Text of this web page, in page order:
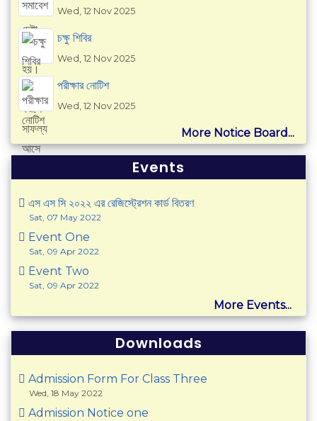
Wed, 12 Nov 2025
চক্ষু শিবির
Wed, 12 Nov 2025
পরীক্ষার নোটিশ
Wed, 12 Nov 2025
More Notice Board...
Events
এস এস সি ২০২২ এর রেজিস্ট্রেশন কার্ড বিতরণ
Sat, 07 May 2022
Event One
Sat, 09 Apr 2022
Event Two
Sat, 09 Apr 2022
More Events...
Downloads
Admission Form For Class Three
Wed, 18 May 2022
Admission Notice one